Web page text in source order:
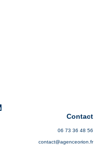
Contact​
06 73 36 48 56
contact@agenceorion.fr